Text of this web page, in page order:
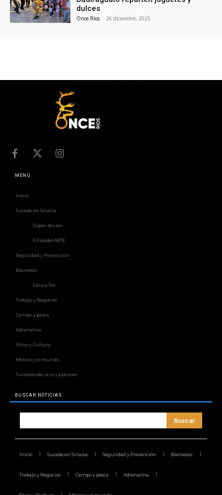
dulces
Once Ríos - 26 diciembre, 2025
MENÚ
Inicio
Sucede en Sinaloa
Súper-Acción
EmpoderARTE
Seguridad y Prevención
Bienestar
Educa-Tec
Trabajo y Negocios
Campo y pesca
Adrenalina
Show y Cultura
México y el mundo
Turisteando, ocio y placeres
BUSCAR NOTICIAS
Buscar
Inicio Sucede en Sinaloa Seguridad y Prevención Bienestar
Trabajo y Negocios Campo y pesca Adrenalina